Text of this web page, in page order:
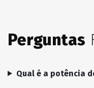
Perguntas
Qual é a potência